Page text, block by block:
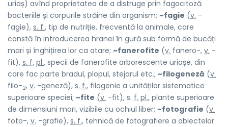
uriaș) avînd proprietatea de a distruge prin fagocitoză
bacteriile și corpurile străine din organism; ~fagie (v. -
fagie), s. f., tip de nutriție, frecventă la animale, care
constă în introducerea hranei în gură sub formă de bucăți
mari și înghițirea lor ca atare; ~fanerofite (v. fanero-, v. -
fit), s. f. pl., specii de fanerofite arborescente uriașe, din
care fac parte bradul, plopul, stejarul etc.; ~filogeneză (v.
filo-2, v. -geneză), s. f., filogenie a unităților sistematice
superioare speciei; ~fite (v. -fit), s. f. pl., plante superioare
de dimensiuni mari, vizibile cu ochiul liber; ~fotografie (v.
foto-, v. -grafie), s. f., tehnică de fotografiere a obiectelor